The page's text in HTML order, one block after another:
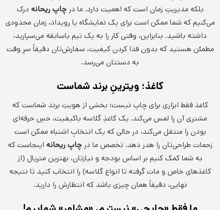
بلکه مدیریتِ زمان است که اهمیت دارد. ما درچاپ ریحانه درک
می‌کنیم که شما ممکن است برای یک نمایشگاه یا رویداد، زمان محدودی
داشته باشید. بنابراین، وقتی کار را به یک تیم باسابقه می‌سپارید،
مطمئن هستید که بدون فدا کردن کیفیت، سفارش‌تان دقیقاً سرِ وقت
به دستتان می‌رسد.
کاغذ؛ ویترینِ برند شماست
کاغذ فقط ابزاری برای چاپ نیست؛ بخشی از هویتِ برند شماست که
مشتری آن را لمس می‌کند. یک کاغذِ گلاسه باکیفیت، حسِ حرفه‌ای
بودن را منتقل می‌کند، در حالی که یک انتخابِ اشتباه ممکن است
زحمات طراحی‌تان را هدر دهد. تخصص ما درچاپ ریحانه اینجاست که
به شما کمک کنیم بر اساس بودجه و نیازتان، بهترین متریال (از
کاغذهای خاص و مات گرفته تا انواع گلاسه) را انتخاب کنید تا نتیجه
نهایی، دقیقاً همان چیزی باشد که انتظارش را دارید.